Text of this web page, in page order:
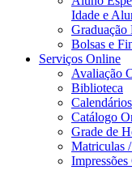
Idade e
Bolsas e
Serviços Online
Avaliação
Biblioteca
Calendários
Catálogo
Grade de
Matriculas